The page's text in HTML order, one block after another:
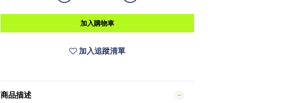
加入購物車
加入追蹤清單
商品描述